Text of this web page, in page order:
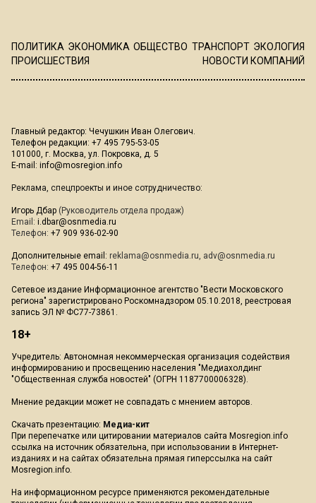
ПОЛИТИКА ЭКОНОМИКА ОБЩЕСТВО ТРАНСПОРТ ЭКОЛОГИЯ
ПРОИСШЕСТВИЯ
НОВОСТИ КОМПАНИЙ
Главный редактор: Чечушкин Иван Олегович.
Телефон редакции: +7 495 795-53-05
101000, г. Москва, ул. Покровка, д. 5
E-mail: info@mosregion.info
Реклама, спецпроекты и иное сотрудничество:
Игорь Дбар (Руководитель отдела продаж)
Email: i.dbar@osnmedia.ru
Телефон: +7 909 936-02-90
Дополнительные email: reklama@osnmedia.ru, adv@osnmedia.ru
Телефон: +7 495 004-56-11
Сетевое издание Информационное агентство "Вести Московского
региона" зарегистрировано Роскомнадзором 05.10.2018, реестровая
запись ЭЛ № ФС77-73861.
18+
Учредитель: Автономная некоммерческая организация содействия
информированию и просвещению населения "Медиахолдинг
"Общественная служба новостей" (ОГРН 1187700006328).
Мнение редакции может не совпадать с мнением авторов.
Скачать презентацию: Медиа-кит
При перепечатке или цитировании материалов сайта Mosregion.info
ссылка на источник обязательна, при использовании в Интернет-
изданиях и на сайтах обязательна прямая гиперссылка на сайт
Mosregion.info.
На информационном ресурсе применяются рекомендательные